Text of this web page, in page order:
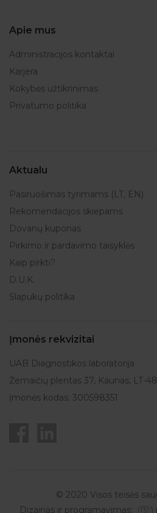
Apie mus
Administracijos kontaktai
Karjera
Kokybės užtikrinimas
Privatumo politika
Aktualu
Pasiruošimas tyrimams (LT, EN)
Rekomendacijos skiepams
Dovanų kuponas
Pirkimo ir pardavimo taisyklės
Kaip pirkti?
D.U.K.
Slapukų politika
Įmonės rekvizitai
UAB Diagnostikos laboratorija
Žemaičių plentas 37, Kaunas, LT-
Įmonės kodas: 300598351
© 2020 Visos teisės
Dizainas ir programavimas: